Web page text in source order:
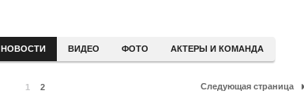
НОВОСТИ ВИДЕО ФОТО АКТЕРЫ И КОМАНДА
1 2 Следующая страница